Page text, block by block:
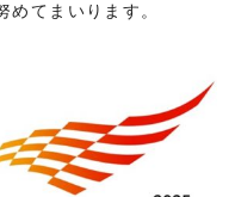
てまいります。